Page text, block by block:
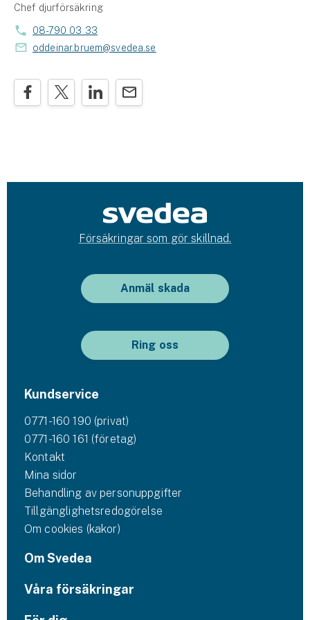
Chef djurförsäkring
08-790 03 33
oddeinar.bruem@svedea.se
Försäkringar som gör skillnad.
Anmäl skada
Ring oss
Kundservice
0771-160 190 (privat)
0771-160 161 (företag)
Kontakt
Mina sidor
Behandling av personuppgifter
Tillgänglighetsredogörelse
Om cookies (kakor)
Om Svedea
Våra försäkringar